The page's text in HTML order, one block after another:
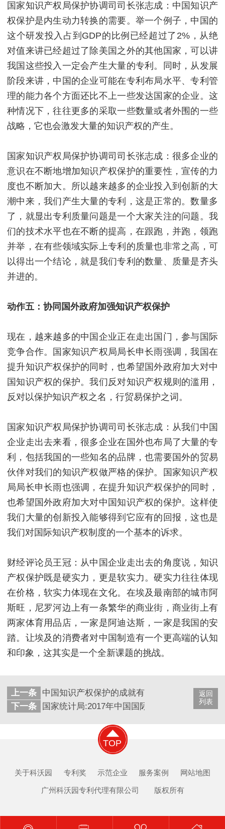
国家知识产权局保护协调司司长张志成：中国知识产
权保护是内生动力转换的需要。举一个例子，中国的
这个研发投入占到GDP的比例已经超过了2%，从绝
对值来讲已经超过了除美国之外的其他国家，可以讲
我国这些投入一定会产生大量的专利。同时，从发展
阶段来讲，中国的企业可能在专利布局水平、专利管
理的能力各个方面还比不上一些发达国家的企业。这
种情况下，往往更多的采取一些数量或者外围的一些
战略，它也会激发大量的知识产权的产生。
国家知识产权局保护协调司司长张志成：很多企业的
意识在不断地增加知识产权保护的重要性，宣传的力
度也不断加大。所以越来越多的企业投入到创新的大
潮中来，我们产生大量的专利，这是正常的。数量多
了，就显出专利质量问题是一个大家关注的问题。我
们的技术水平也在不断的提高，在跟跑，并跑，领跑
并举，在有些领域实际上专利的质量也非常之高，可
以得出一个结论，就是我们专利的数量、质量是齐头
并进的。
动作五：协同国外政府加强知识产权保护
现在，越来越多的中国企业正在走出国门，参与国际
竞争合作。国家知识产权局局长申长雨强调，我国在
提升知识产权保护的同时，也希望国外政府加大对中
国知识产权的保护。我们反对知识产权规则的滥用，
反对以保护知识产权之名，行贸易保护之词。
国家知识产权局保护协调司司长张志成：从我们中国
企业走出去来看，很多企业在国外也布局了大量的专
利，包括我国的一些知名的品牌，也需要国外的贸易
伙伴对我们的知识产权做严格的保护。国家知识产权
局局长申长雨也强调，在提升知识产权保护的同时，
也希望国外政府加大对中国知识产权的保护。这样使
我们大量的创新投入能够得到它应有的回报，这也是
我们对国际知识产权制度的一个基本的诉求。
财经评论员王冠：从中国企业走出去的角度说，知识
产权保护既是硬实力，更是软实力。硬实力往往体现
在价格，软实力体现在文化。在埃及最南部的城市阿
斯旺，尼罗河边上有一条繁华的商业街，商业街上有
两家体育用品店，一家是阿迪达斯，一家是我国的安
踏。让埃及的消费者对中国制造有一个更高端的认知
和印象，这其实是一个全新课题的挑战。
返回
列表
上一条
中国知识产权保护的成就有目共睹
下一条
国家统计局:2017年中国国际专利申请量位列世
TOP
关于科沃园 专利奖 示范企业 服务案例 网站地图
广州科沃园专利代理有限公司 版权所有